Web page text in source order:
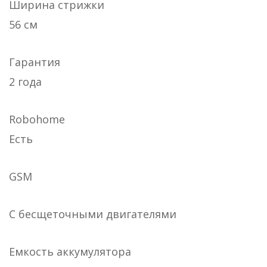
Ширина стрижки
56 см
Гарантия
2 года
Robohome
Есть
GSM
С бесщеточными двигателями
Емкость аккумулятора